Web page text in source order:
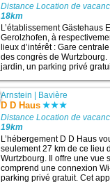
Distance Location de
18km
L’établissement Gästehaus
Gerolzhofen, à
lieux d’intérêt : Gare
des congrès de
jardin, un parking privé
Arnstein Bavière
D D Haus
Distance Location de
19km
L’hébergement D D Haus
seulement 27 km de ce lieu
Wurtzbourg. Il offre une vue
comprend une connexion
parking privé gratuit. Cet